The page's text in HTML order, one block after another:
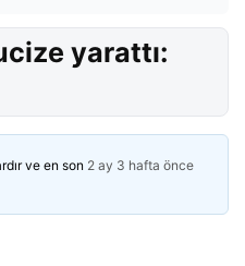
yarattı:
ve en son 2 ay 3 hafta önce